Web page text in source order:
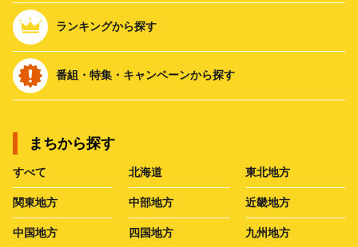
ランキングから探す
番組・特集・キャンペーンから探す
まちから探す
すべて 北海道 東北地方
関東地方 中部地方 近畿地方
中国地方 四国地方 九州地方